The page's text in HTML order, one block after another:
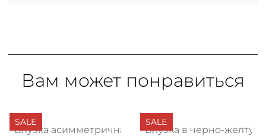
Вам может понравиться
SALE
Блузка асимметричная с крупным принтом
SALE
Блузка в черно-желтую